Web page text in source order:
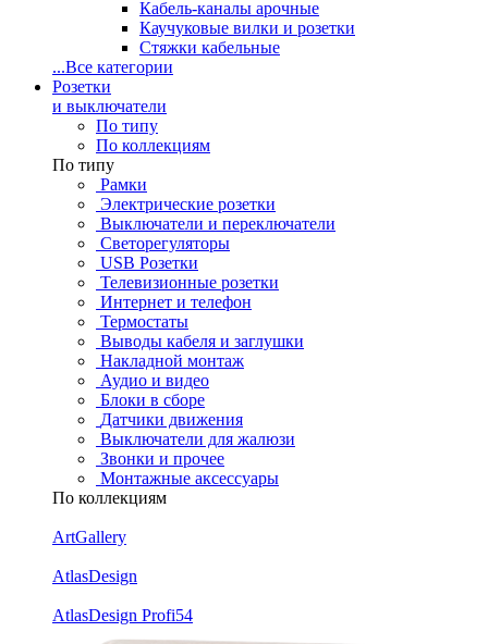
Кабель-каналы арочные
Каучуковые вилки и розетки
Стяжки кабельные
...Все категории
Розетки
и выключатели
По типу
По коллекциям
По типу
Рамки
Электрические розетки
Выключатели и переключатели
Светорегуляторы
USB Розетки
Телевизионные розетки
Интернет и телефон
Термостаты
Выводы кабеля и заглушки
Накладной монтаж
Аудио и видео
Блоки в сборе
Датчики движения
Выключатели для жалюзи
Звонки и прочее
Монтажные аксессуары
По коллекциям
ArtGallery
AtlasDesign
AtlasDesign Profi54